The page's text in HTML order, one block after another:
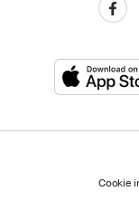
Cookie